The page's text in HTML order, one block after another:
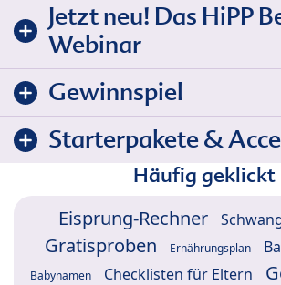
Jetzt neu! Das HiPP
Webinar
Gewinnspiel
Starterpakete &
Häufig geklickt
Eisprung-Rechner
Gratisproben Ernährungsplan
Babynamen Checklisten für Eltern